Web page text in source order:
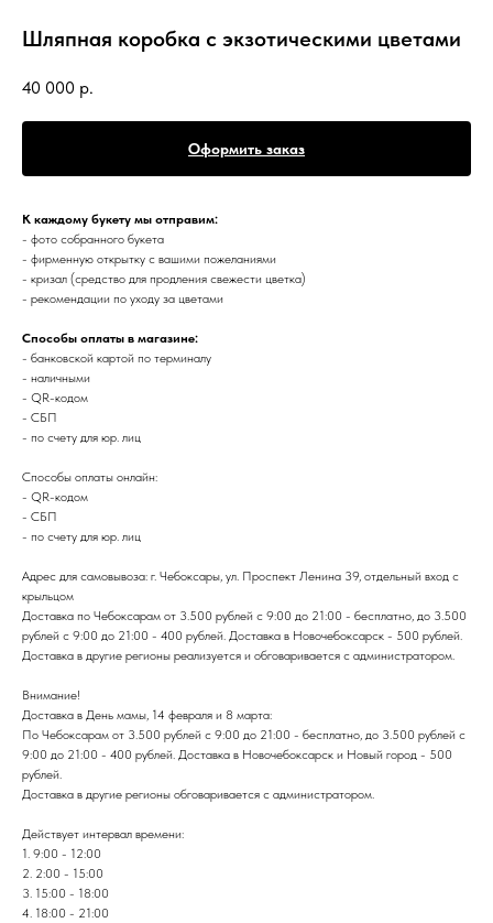
Шляпная коробка с экзотическими цветами
40 000 р.
Оформить заказ
К каждому букету мы отправим:
- фото собранного букета
- фирменную открытку с вашими пожеланиями
- кризал (средство для продления свежести цветка)
- рекомендации по уходу за цветами
Способы оплаты в магазине:
- банковской картой по терминалу
- наличными
- QR-кодом
- СБП
- по счету для юр. лиц
Способы оплаты онлайн:
- QR-кодом
- СБП
- по счету для юр. лиц
Адрес для самовывоза: г. Чебоксары, ул. Проспект Ленина 39, отдельный вход с
крыльцом
Доставка по Чебоксарам от 3.500 рублей с 9:00 до 21:00 - бесплатно, до 3.500
рублей с 9:00 до 21:00 - 400 рублей. Доставка в Новочебоксарск - 500 рублей.
Доставка в другие регионы реализуется и обговаривается с администратором.
Внимание!
Доставка в День мамы, 14 февраля и 8 марта:
По Чебоксарам от 3.500 рублей с 9:00 до 21:00 - бесплатно, до 3.500 рублей с
9:00 до 21:00 - 400 рублей. Доставка в Новочебоксарск и Новый город - 500
рублей.
Доставка в другие регионы обговаривается с администратором.
Действует интервал времени:
1. 9:00 - 12:00
2. 2:00 - 15:00
3. 15:00 - 18:00
4. 18:00 - 21:00